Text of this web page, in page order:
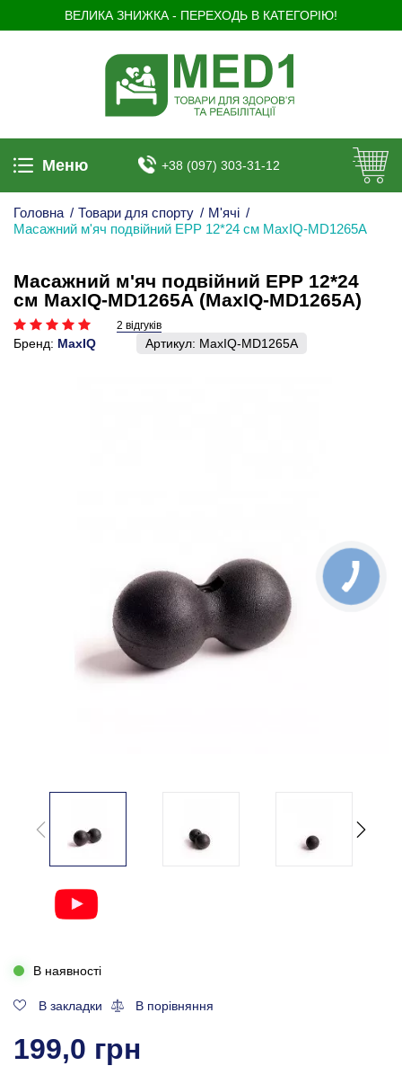
ВЕЛИКА ЗНИЖКА - ПЕРЕХОДЬ В КАТЕГОРІЮ!
Меню +38 (097) 303-31-12
Головна / Товари для спорту / М'ячі /
Масажний м'яч подвійний ЕРР 12*24 см MaxIQ-MD1265А
Масажний м'яч подвійний ЕРР 12*24
см MaxIQ-MD1265А (MaxIQ-MD1265А)
2 відгуків
Бренд: MaxIQ Артикул: MaxIQ-MD1265А
В наявності
В закладки В порівняння
199,0 грн